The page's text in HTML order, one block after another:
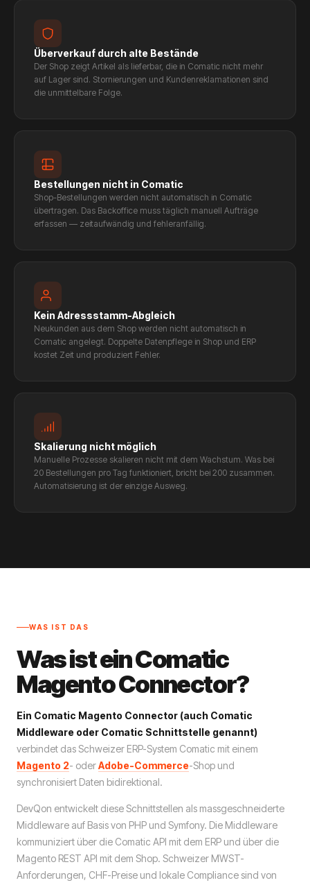
Überverkauf durch alte Bestände
Der Shop zeigt Artikel als lieferbar, die in Comatic nicht mehr
auf Lager sind. Stornierungen und Kundenreklamationen sind
die unmittelbare Folge.
Bestellungen nicht in Comatic
Shop-Bestellungen werden nicht automatisch in Comatic
übertragen. Das Backoffice muss täglich manuell Aufträge
erfassen — zeitaufwändig und fehleranfällig.
Kein Adressstamm-Abgleich
Neukunden aus dem Shop werden nicht automatisch in
Comatic angelegt. Doppelte Datenpflege in Shop und ERP
kostet Zeit und produziert Fehler.
Skalierung nicht möglich
Manuelle Prozesse skalieren nicht mit dem Wachstum. Was bei
20 Bestellungen pro Tag funktioniert, bricht bei 200 zusammen.
Automatisierung ist der einzige Ausweg.
WAS IST DAS
Was ist ein Comatic
Magento Connector?
Ein Comatic Magento Connector (auch Comatic
Middleware oder Comatic Schnittstelle genannt)
verbindet das Schweizer ERP-System Comatic mit einem
Magento 2- oderAdobe-Commerce-Shop und
synchronisiert Daten bidirektional.
DevQon entwickelt diese Schnittstellen als massgeschneiderte
Middleware auf Basis von PHP und Symfony. Die Middleware
kommuniziert über die Comatic API mit dem ERP und über die
Magento REST API mit dem Shop. Schweizer MWST-
Anforderungen, CHF-Preise und lokale Compliance sind von